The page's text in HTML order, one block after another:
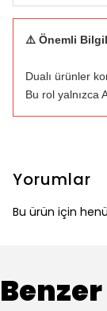
⚠️ Önemli
Dualı ürünler
Bu rol yalnızca
Yorumlar
Bu ürün için